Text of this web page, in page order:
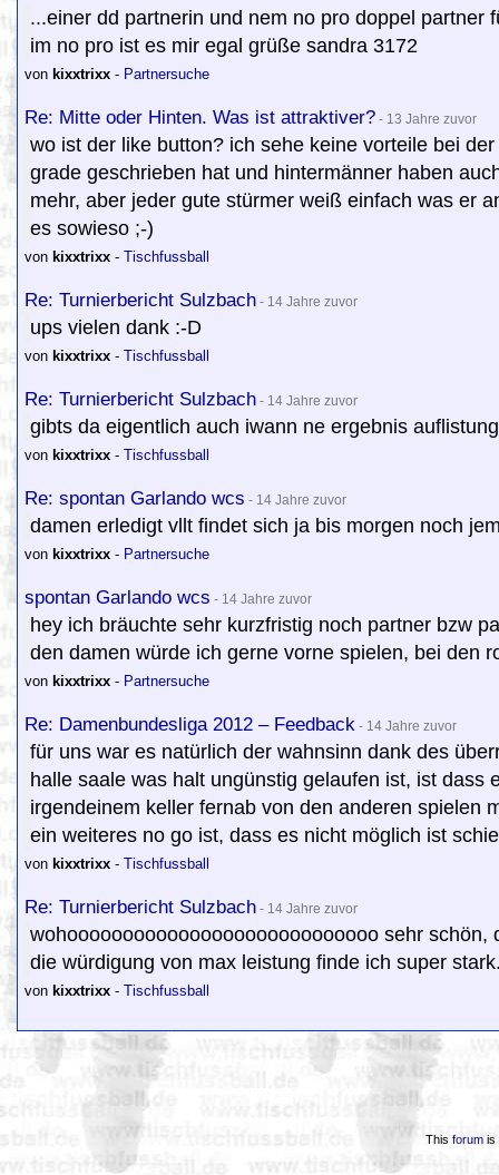
...einer dd partnerin und nem no pro doppel
im no pro ist es mir egal grüße sandra 3172
von kixxtrixx - Partnersuche
Re: Mitte oder Hinten. Was ist attraktiver? - 13 Jahre zuvor
wo ist der like button? ich sehe keine vorteile bei
grade geschrieben hat und hintermänner haben
mehr, aber jeder gute stürmer weiß einfach was er
es sowieso ;-)
von kixxtrixx - Tischfussball
Re: Turnierbericht Sulzbach - 14 Jahre zuvor
ups vielen dank :-D
von kixxtrixx - Tischfussball
Re: Turnierbericht Sulzbach - 14 Jahre zuvor
gibts da eigentlich auch iwann ne ergebnis
von kixxtrixx - Tischfussball
Re: spontan Garlando wcs - 14 Jahre zuvor
damen erledigt vllt findet sich ja bis morgen noch
von kixxtrixx - Partnersuche
spontan Garlando wcs - 14 Jahre zuvor
hey ich bräuchte sehr kurzfristig noch partner bzw
den damen würde ich gerne vorne spielen, bei den
von kixxtrixx - Partnersuche
Re: Damenbundesliga 2012 – Feedback - 14 Jahre zuvor
für uns war es natürlich der wahnsinn dank des
halle saale was halt ungünstig gelaufen ist, ist
irgendeinem keller fernab von den anderen spielen
ein weiteres no go ist, dass es nicht möglich ist
von kixxtrixx - Tischfussball
Re: Turnierbericht Sulzbach - 14 Jahre zuvor
wohoooooooooooooooooooooooooooo sehr
die würdigung von max leistung finde ich super
von kixxtrixx - Tischfussball
This forumis